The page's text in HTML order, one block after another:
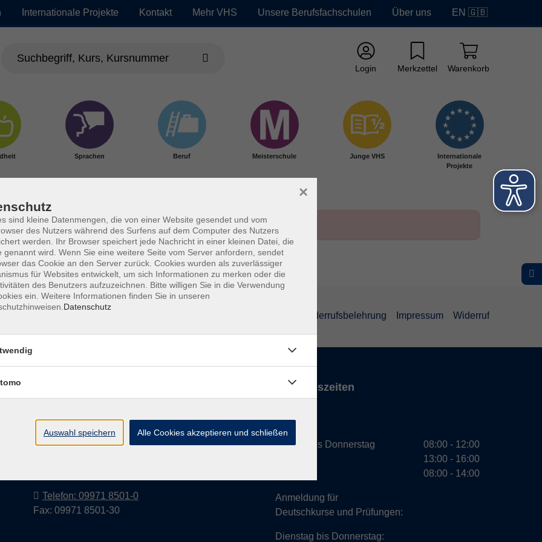
Internationale Projekte Kontakt Mehr VHS Unsere Berufsfachschulen Über uns EN 🇬🇧
Login Merkzettel Warenkorb
Sprachen Beruf Meisterschule Junge VHS
Internationale
Projekte
Widerrufsbelehrung Impressum Widerruf
e.V.
Pfarrer-Seidl-Str. 1
93413 Cham
Telefon: 09971 8501-0
Fax: 09971 8501-30
Öffnungszeiten
VHS
Montag bis Donnerstag
Anmeldung für
Deutschkurse und Prüfungen:
Dienstag bis Donnerstag:
08:00 - 12:00
13:00 - 16:00
08:00 - 14:00
sind kleine Datenmengen, die von einer Website gesendet und vom
des Nutzers während des Surfens auf dem Computer des Nutzers
werden. Ihr Browser speichert jede Nachricht in einer kleinen Datei, die
genannt wird. Wenn Sie eine weitere Seite vom Server anfordern, sendet
das Cookie an den Server zurück. Cookies wurden als zuverlässiger
für Websites entwickelt, um sich Informationen zu merken oder die
des Benutzers aufzuzeichnen. Bitte willigen Sie in die Verwendung
ein. Weitere Informationen finden Sie in unseren
Datenschutz
×
Auswahl speichern Alle Cookies akzeptieren und schließen